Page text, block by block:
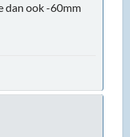
dan ook -60mm